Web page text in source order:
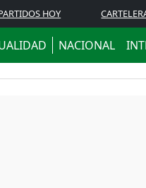
HOY
NACIONAL